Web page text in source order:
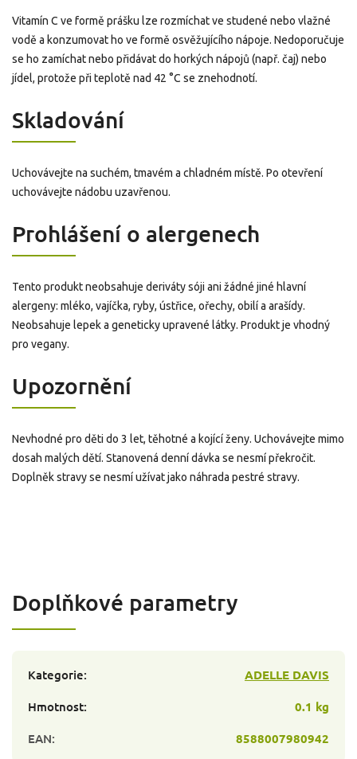
Vitamín C ve formě prášku lze rozmíchat ve studené nebo vlažné
vodě a konzumovat ho ve formě osvěžujícího nápoje. Nedoporučuje
se ho zamíchat nebo přidávat do horkých nápojů (např. čaj) nebo
jídel, protože při teplotě nad 42 °C se znehodnotí.
Skladování
Uchovávejte na suchém, tmavém a chladném místě. Po otevření
uchovávejte nádobu uzavřenou.
Prohlášení o alergenech
Tento produkt neobsahuje deriváty sóji ani žádné jiné hlavní
alergeny: mléko, vajíčka, ryby, ústřice, ořechy, obilí a arašídy.
Neobsahuje lepek a geneticky upravené látky. Produkt je vhodný
pro vegany.
Upozornění
Nevhodné pro děti do 3 let, těhotné a kojící ženy. Uchovávejte mimo
dosah malých dětí. Stanovená denní dávka se nesmí překročit.
Doplněk stravy se nesmí užívat jako náhrada pestré stravy.
Doplňkové parametry
Kategorie:
ADELLE DAVIS
Hmotnost:
0.1 kg
EAN: 8588007980942